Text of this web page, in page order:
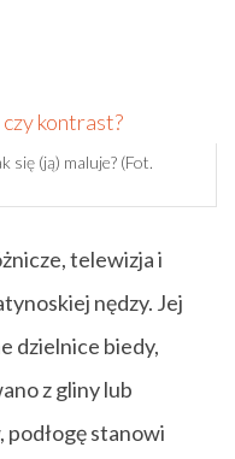
się (ją) maluje? (Fot.
telewizja i
nędzy. Jej
dzielnice biedy,
z gliny lub
stanowi